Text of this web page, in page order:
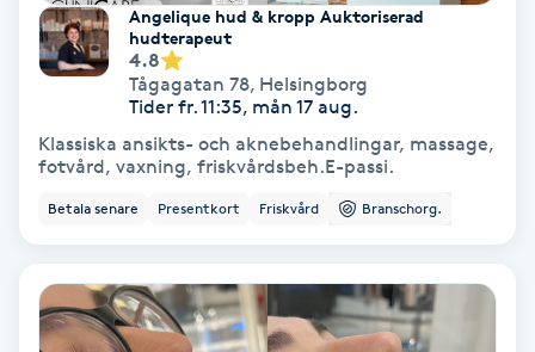
Yin Yoga
Yoga
Yoga Nidra
Yogamassage
Zonterapi
Angelique hud & kropp Auktoriserad
hudterapeut
4.8
Tågagatan 78, Helsingborg
Tider fr. 11:35, mån 17 aug.
Klassiska ansikts- och aknebehandlingar, massage,
fotvård, vaxning, friskvårdsbeh.E-passi.
Betala senare Presentkort Friskvård Branschorg.